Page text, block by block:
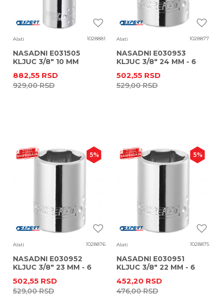
Alati 1028881
NASADNI E031505
KLJUC 3/8" 10 MM
EXPERT
882,55 RSD
929,00RSD
Alati 1028877
NASADNI E030953
KLJUC 3/8" 24 MM - 6
502,55 RSD
529,00RSD
5%
Alati 1028876
NASADNI E030952
KLJUC 3/8" 23 MM - 6
502,55 RSD
529,00RSD
5%
Alati 1028875
NASADNI E030951
KLJUC 3/8" 22 MM - 6
452,20 RSD
476,00RSD